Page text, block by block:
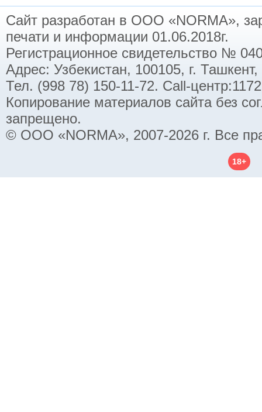
Сайт разработан в ООО «NORMA»,
печати и информации 01.06.2018г.
Регистрационное свидетельство №
Адрес: Узбекистан, 100105, г.
Тел. (998 78) 150-11-72. Call-
Копирование материалов сайта без
запрещено.
© ООО «NORMA», 2007-2026 г. Все
18+